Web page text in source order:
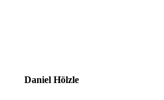
Daniel Hölzle